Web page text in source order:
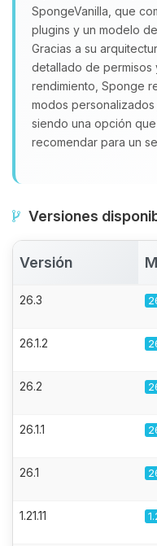
SpongeVanilla, que
plugins y un modelo
Gracias a su
detallado de permisos
rendimiento, Sponge
modos
siendo una opción
recomendar para un
Versiones
Versión
26.3
26.1.2
26.2
26.1.1
26.1
1.21.11
06/08/2026